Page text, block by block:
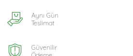
Aynı Gün
Teslimat
Güvenilir